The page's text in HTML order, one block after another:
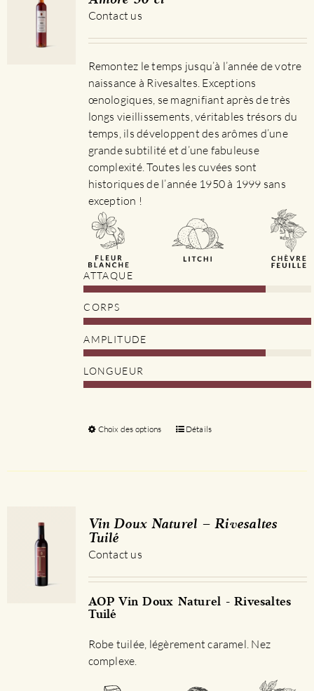
choisies
sur
la
page
du
produit
Contact us
Remontez le temps jusqu’à l’année de votre
naissance à Rivesaltes. Exceptions
œnologiques, se magnifiant après de très
longs vieillissements, véritables trésors du
temps, ils développent des arômes d’une
grande subtilité et d’une fabuleuse
complexité. Toutes les cuvées sont
historiques de l’année 1950 à 1999 sans
exception !
ATTAQUE
CORPS
AMPLITUDE
LONGUEUR
Choix des options
Ce
options
choisies
sur
du
Détails
Vin Doux Naturel – Rivesaltes
Tuilé
Contact us
AOP Vin Doux Naturel - Rivesaltes
Tuilé
Robe tuilée, légèrement caramel. Nez
complexe.